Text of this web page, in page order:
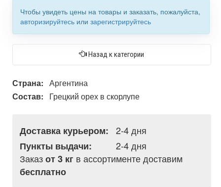
Чтобы увидеть цены на товары и заказать, пожалуйста,
авторизируйтесь или зарегистрируйтесь
Назад к категории
Страна: Аргентина
Состав:
Грецкий орех в скорлупе
Доставка курьером:
2-4 дня
Пункты выдачи:
2-4 дня
Заказот 3 кг в ассортименте доставим
бесплатно